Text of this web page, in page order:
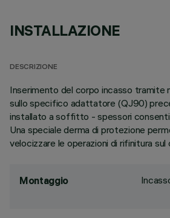
INSTALLAZIONE
DESCRIZIONE
Inserimento del corpo incasso tramite
sullo specifico adattatore (QJ90)
installato a soffitto - spessori
Una speciale derma di protezione
velocizzare le operazioni di rifinitura sul
Montaggio